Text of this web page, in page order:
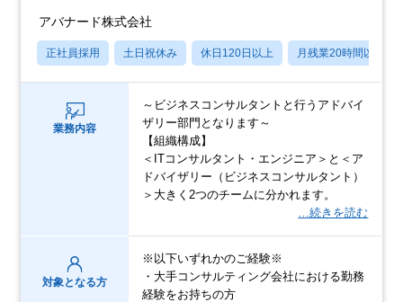
アバナード株式会社
正社員採用 土日祝休み 休日120日以上 月残業20時間以内
業務内容
～ビジネスコンサルタントと行うアドバイ
ザリー部門となります～
【組織構成】
＜ITコンサルタント・エンジニア＞と＜ア
ドバイザリー（ビジネスコンサルタント）
＞大きく2つのチームに分かれます。
…続きを読む
対象となる方
※以下いずれかのご経験※
・大手コンサルティング会社における勤務
経験をお持ちの方